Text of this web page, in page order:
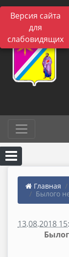
Версия сайта
для
слабовидящих
Главная
Былого
13.08.2018